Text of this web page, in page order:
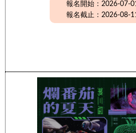
報名開始：2026-07-
報名截止：2026-08-